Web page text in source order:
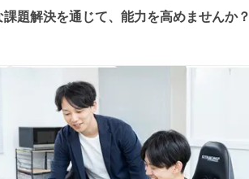
題解決を通じて、能力を高めませんか